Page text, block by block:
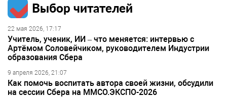
Выбор читателей
22 мая 2026, 17:17
Учитель, ученик, ИИ – что меняется: интервью с
Артёмом Соловейчиком, руководителем Индустрии
образования Сбера
9 апреля 2026, 21:07
Как помочь воспитать автора своей жизни, обсудили
на сессии Сбера на ММСО.ЭКСПО-2026